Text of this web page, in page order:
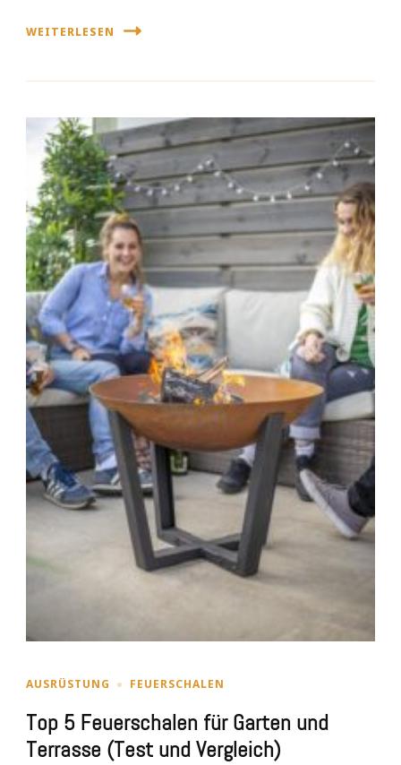
WEITERLESEN
AUSRÜSTUNG FEUERSCHALEN
Top 5 Feuerschalen für Garten und
Terrasse (Test und Vergleich)